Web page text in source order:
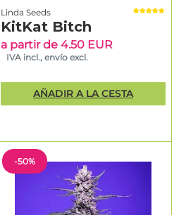
Linda Seeds
KitKat Bitch
a partir de 4.50 EUR
IVA incl., envío excl.
AÑADIR A LA CESTA
-50%